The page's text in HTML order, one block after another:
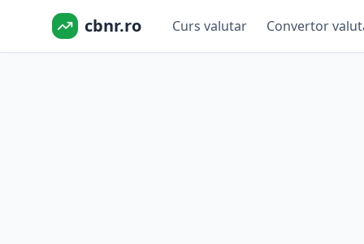
cbnr.ro Curs valutar Convertor